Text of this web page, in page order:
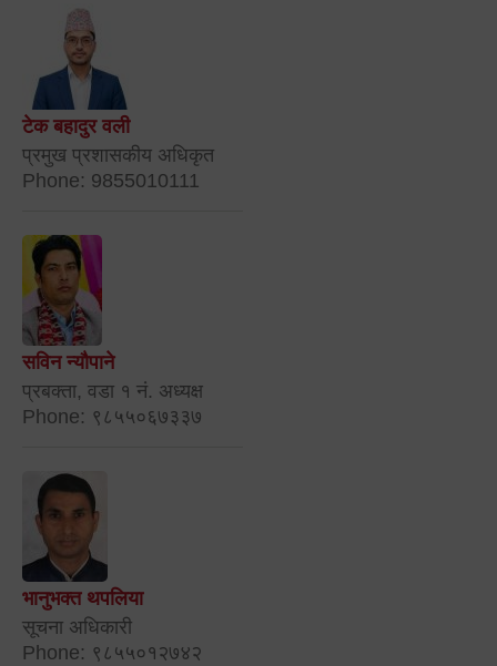
टेक बहादुर वली
प्रमुख प्रशासकीय अधिकृत
Phone: 9855010111
सविन न्यौपाने
प्रबक्ता, वडा १ नं. अध्यक्ष
Phone: ९८५५०६७३३७
भानुभक्त थपलिया
सूचना अधिकारी
Phone: ९८५५०१२७४२